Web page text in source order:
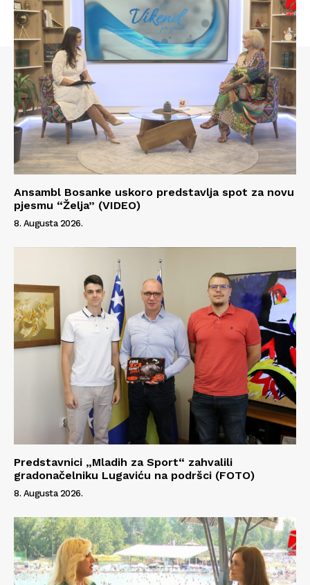
Ansambl Bosanke uskoro predstavlja spot za novu
pjesmu “Želja” (VIDEO)
8. Augusta 2026.
Predstavnici „Mladih za Sport“ zahvalili
gradonačelniku Lugaviću na podršci (FOTO)
8. Augusta 2026.